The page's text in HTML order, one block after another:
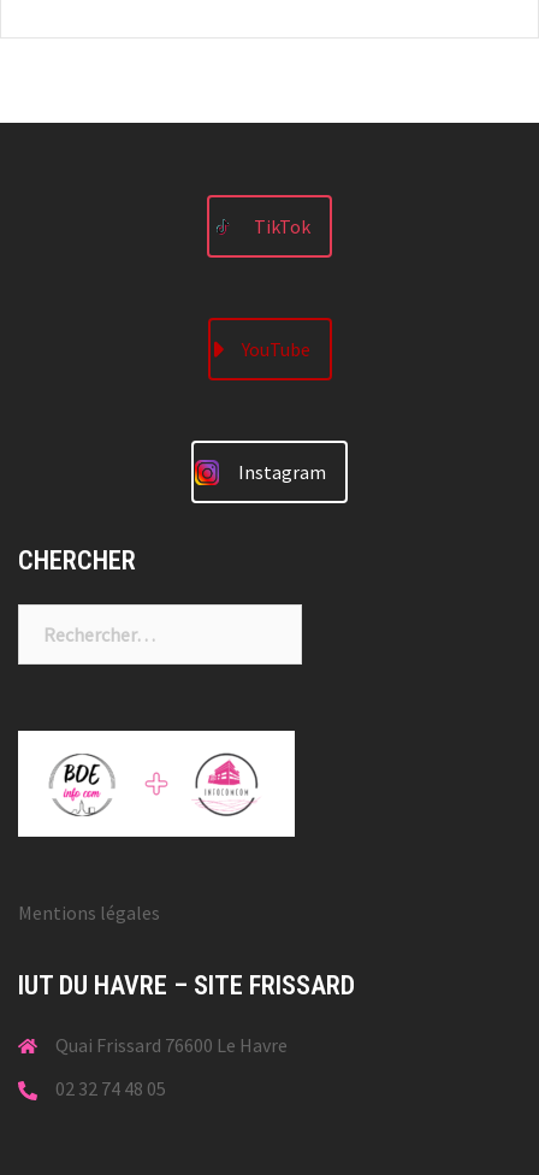
TikTok
YouTube
Instagram
CHERCHER
Mentions légales
IUT DU HAVRE – SITE FRISSARD
Quai Frissard 76600 Le Havre
02 32 74 48 05